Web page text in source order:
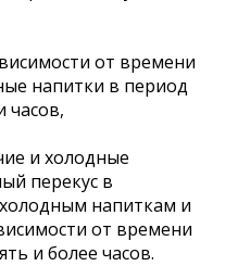
от времени
напитки в период
часов,
и холодные
перекус в
напиткам и
от времени
и более часов.